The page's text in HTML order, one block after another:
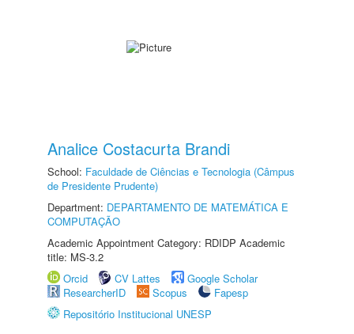
Analice Costacurta Brandi
School: Faculdade de Ciências e Tecnologia (Câmpus
de Presidente Prudente)
Department: DEPARTAMENTO DE MATEMÁTICA E
COMPUTAÇÃO
Academic Appointment Category: RDIDP Academic
title: MS-3.2
Orcid
CV Lattes
Google Scholar
ResearcherID
Scopus
Fapesp
Repositório Institucional UNESP